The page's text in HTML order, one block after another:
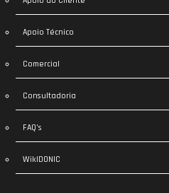
Apoio Técnico
Comercial
Consultadoria
FAQ’s
WikIDONIC